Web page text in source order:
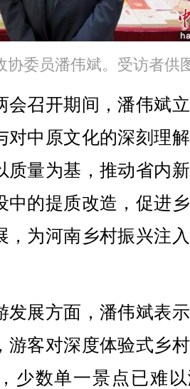
协委员潘伟斌。受访者供
召开期间，潘伟斌
对中原文化的深刻理
质量为基，推动省内
中的提质改造，促进
，为河南乡村振兴注
展方面，潘伟斌表
游客对深度体验式乡
少数单一景点已难